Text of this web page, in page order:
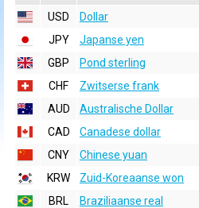
USD
Dollar
JPY
Japanse yen
GBP
Pond sterling
CHF
Zwitserse frank
AUD
Australische Dollar
CAD
Canadese dollar
CNY
Chinese yuan
KRW
Zuid-Koreaanse won
BRL
Braziliaanse real